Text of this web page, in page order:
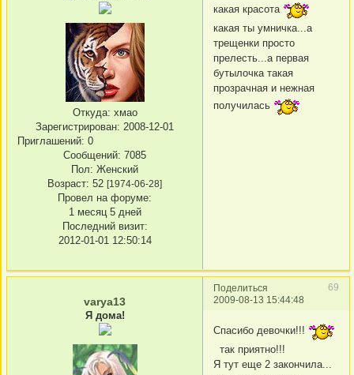
Откуда: хмао
Зарегистрирован: 2008-12-01
Приглашений: 0
Сообщений: 7085
Пол: Женский
Возраст: 52 [1974-06-28]
Провел на форуме:
1 месяц 5 дней
Последний визит:
2012-01-01 12:50:14
какая красота
какая ты умничка...а
трещенки просто
прелесть...а первая
бутылочка такая
прозрачная и нежная
получилась
Поделиться
69
2009-08-13 15:44:48
varya13
Я дома!
Спасибо девочки!!!
так приятно!!!
Я тут еще 2 закончила...